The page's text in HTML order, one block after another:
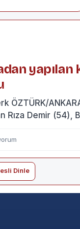
yapılan
ÖZTÜRK/
Rıza Demir
Dinle